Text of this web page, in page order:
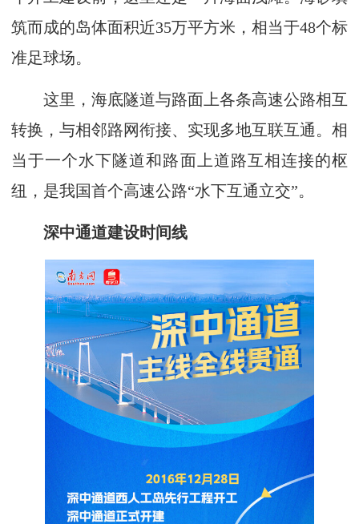
筑而成的岛体面积近35万平方米，相当于48个标
准足球场。
这里，海底隧道与路面上各条高速公路相互
转换，与相邻路网衔接、实现多地互联互通。相
当于一个水下隧道和路面上道路互相连接的枢
纽，是我国首个高速公路“水下互通立交”。
深中通道建设时间线